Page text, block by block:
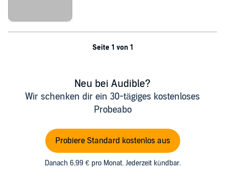
Seite 1 von 1
Neu bei Audible?
Wir schenken dir ein 30-tägiges kostenloses
Probeabo
Probiere Standard kostenlos aus
Danach 6,99 € pro Monat. Jederzeit kündbar.